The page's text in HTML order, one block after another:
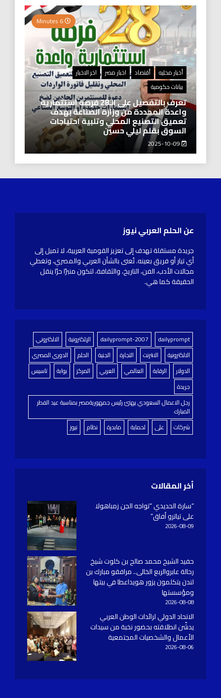
أخبار محليه أقتصاد اخبار مصر
اخر الاخبار
بيانات حكومية
تعرف بالتفصيل على الـ28 فرصة استثمارية
واعدة المحددة من وزارة الصناعة بهدف
تعميق التصنيع المحلي وتلبية احتياجات
السوق بقلم ليلي حسين
عن الحلم العربي نيوز
جريدة مستقلة تهدف إلى تعزيز القومية العربية، لا تميل إلى
أي تيار أو فريق بعينه. تُعنى بالشأن العربي والمصري، وتغطي
مجالات الأدب، الفن، التاريخ، والثقافة، لتكون منبرًا حرًا ينقل
الحقيقة كما هي.
dailyprompt
dailyprompt-2007 الإلكترونية
الالكتروني
الالكترونية
الانترنت التجارة الجنية الحلم
الدوري المصري
الدولار
الرقابة العالمي العربي المركز بوابة
تاسيس
جريدة
رجل الاعمال السعودي يهنئ رئيس جمهوريةمصر بمناسبة عيد الفطر
المبارك
شركات
على لحماية مابدرة نظام نيوز
أخر المقالات
“سارة الحديدي “تواجه الجن زمباهولا
على تياترو أفاق”
2026-08-09
حفيد الشيخ محمد صالح بن كلوت شيخ
رحالة عابروالربع الخالى.. مرافقو مبارك بن
لندن يتكلمون يزور هويداعطا في بيتها
ومؤسستها
2026-08-08
الاتحاد الدولي لرائدات الوطن العربي
يدشّن انطلاقته بحضور نخبة من سيدات
الأعمال والشخصيات المجتمعية
2026-08-06